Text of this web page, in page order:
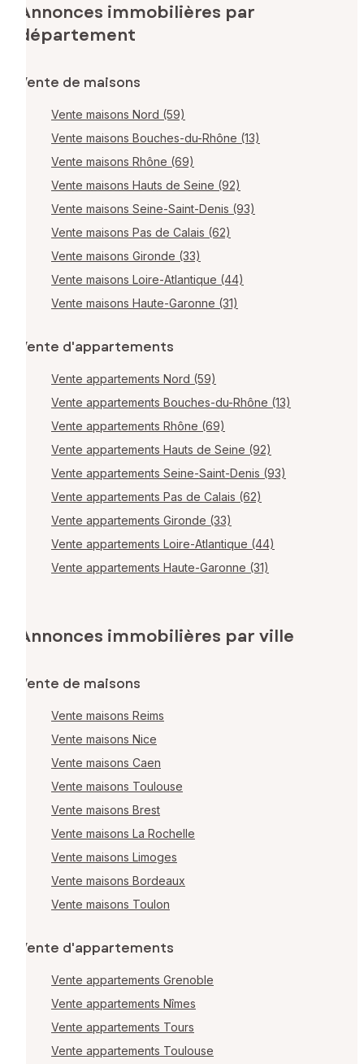
Annonces immobilières par
département
Vente de maisons
Vente maisons Nord (59)
Vente maisons Bouches-du-Rhône (13)
Vente maisons Rhône (69)
Vente maisons Hauts de Seine (92)
Vente maisons Seine-Saint-Denis (93)
Vente maisons Pas de Calais (62)
Vente maisons Gironde (33)
Vente maisons Loire-Atlantique (44)
Vente maisons Haute-Garonne (31)
Vente d'appartements
Vente appartements Nord (59)
Vente appartements Bouches-du-Rhône (13)
Vente appartements Rhône (69)
Vente appartements Hauts de Seine (92)
Vente appartements Seine-Saint-Denis (93)
Vente appartements Pas de Calais (62)
Vente appartements Gironde (33)
Vente appartements Loire-Atlantique (44)
Vente appartements Haute-Garonne (31)
Annonces immobilières par ville
Vente de maisons
Vente maisons Reims
Vente maisons Nice
Vente maisons Caen
Vente maisons Toulouse
Vente maisons Brest
Vente maisons La Rochelle
Vente maisons Limoges
Vente maisons Bordeaux
Vente maisons Toulon
Vente d'appartements
Vente appartements Grenoble
Vente appartements Nîmes
Vente appartements Tours
Vente appartements Toulouse